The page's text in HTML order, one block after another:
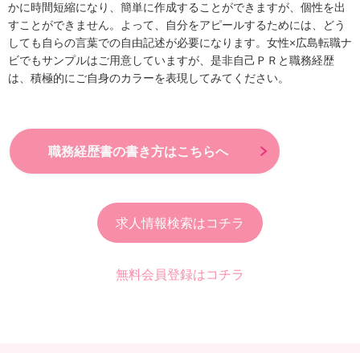
かに時間短縮になり、簡単に作成することができますが、個性を出
すことができません。よって、自分をアピールするためには、どう
しても自らの言葉での自由記述が必要になります。女性×広島転職ナ
ビでもサンプルはご用意していますが、是非自己ＰＲと職務経歴
は、積極的にご自身のカラーを表現してみてください。
職務経歴書の書き方はこちらへ
求人情報検索はコチラ
無料会員登録はコチラ